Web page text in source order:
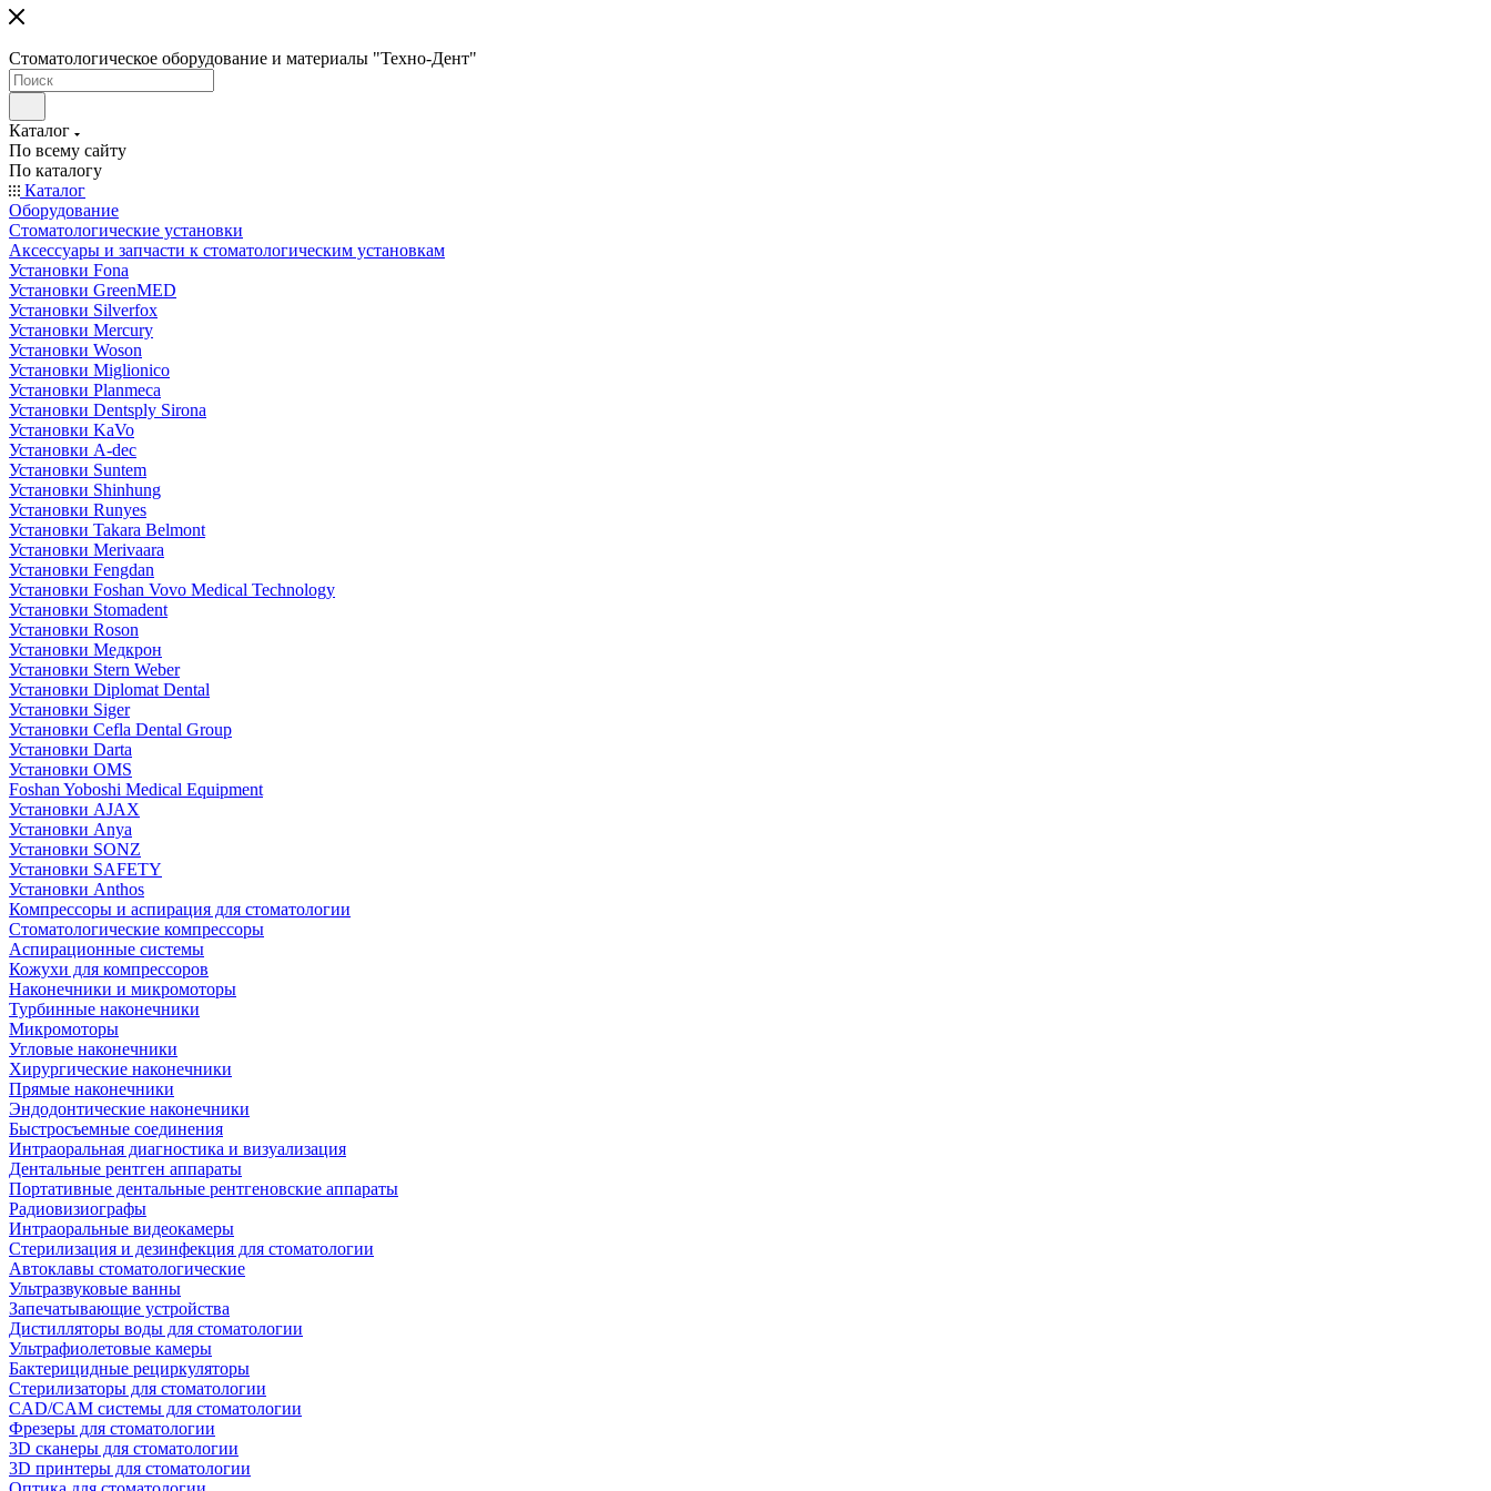
Стоматологическое оборудование и материалы "Техно-Дент"
Каталог
По всему сайту
По каталогу
Каталог
Оборудование
Стоматологические установки
Аксессуары и запчасти к стоматологическим установкам
Установки Fona
Установки GreenMED
Установки Silverfox
Установки Mercury
Установки Woson
Установки Miglionico
Установки Planmeca
Установки Dentsply Sirona
Установки KaVo
Установки A-dec
Установки Suntem
Установки Shinhung
Установки Runyes
Установки Takara Belmont
Установки Merivaara
Установки Fengdan
Установки Foshan Vovo Medical Technology
Установки Stomadent
Установки Roson
Установки Медкрон
Установки Stern Weber
Установки Diplomat Dental
Установки Siger
Установки Cefla Dental Group
Установки Darta
Установки OMS
Foshan Yoboshi Medical Equipment
Установки AJAX
Установки Anya
Установки SONZ
Установки SAFETY
Установки Anthos
Компрессоры и аспирация для стоматологии
Стоматологические компрессоры
Аспирационные системы
Кожухи для компрессоров
Наконечники и микромоторы
Турбинные наконечники
Микромоторы
Угловые наконечники
Хирургические наконечники
Прямые наконечники
Эндодонтические наконечники
Быстросъемные соединения
Интраоральная диагностика и визуализация
Дентальные рентген аппараты
Портативные дентальные рентгеновские аппараты
Радиовизиографы
Интраоральные видеокамеры
Стерилизация и дезинфекция для стоматологии
Автоклавы стоматологические
Ультразвуковые ванны
Запечатывающие устройства
Дистилляторы воды для стоматологии
Ультрафиолетовые камеры
Бактерицидные рециркуляторы
Стерилизаторы для стоматологии
CAD/CAM системы для стоматологии
Фрезеры для стоматологии
3D cканеры для стоматологии
3D принтеры для стоматологии